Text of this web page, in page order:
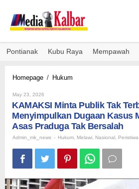
content
Pontianak Kubu Raya Mempawah
Homepage / Hukum
Tak
Terburu
Menyimpulkan
Dugaan
Kasus
Melawi,
Tekankan
Asas
Tak
May 23, 2026
KAMAKSI Minta Publik Tak
Menyimpulkan Dugaan Kasus
Asas Praduga Tak Bersalah
Admin_mk_news - Hukum Melawi Nasional Peristiwa